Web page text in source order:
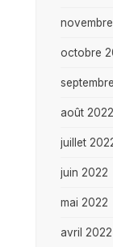
octobre
août 2022
juillet
juin 2022
mai 2022
avril 2022